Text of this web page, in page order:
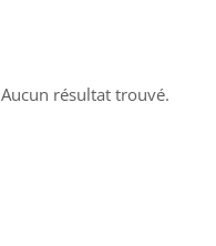
Aucun résultat trouvé.